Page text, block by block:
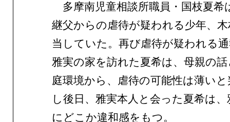
多摩南児童相談所職員・国枝夏希
継父からの虐待が疑われる少年、
当していた。再び虐待が疑われる
雅実の家を訪れた夏希は、母親の
庭環境から、虐待の可能性は薄い
し後日、雅実本人と会った夏希は
にどこか違和感をもつ。